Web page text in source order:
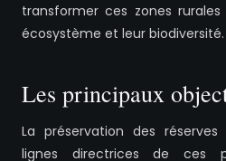
transformer ces zones
écosystème et leur biodiversité.
Les principaux
La préservation des
lignes directrices de ces